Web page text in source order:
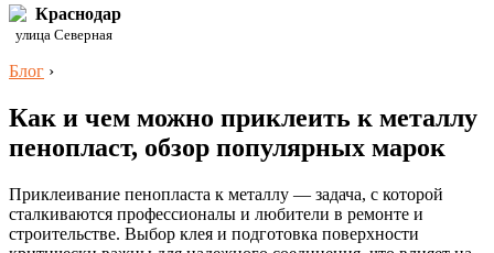
Краснодар
улица Северная
Блог ›
Как и чем можно приклеить к металлу
пенопласт, обзор популярных марок
Приклеивание пенопласта к металлу — задача, с которой
сталкиваются профессионалы и любители в ремонте и
строительстве. Выбор клея и подготовка поверхности